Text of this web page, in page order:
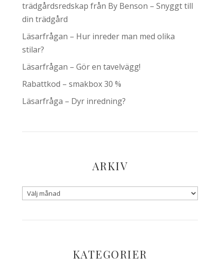
trädgårdsredskap från By Benson – Snyggt till
din trädgård
Läsarfrågan – Hur inreder man med olika
stilar?
Läsarfrågan – Gör en tavelvägg!
Rabattkod – smakbox 30 %
Läsarfråga – Dyr inredning?
ARKIV
KATEGORIER